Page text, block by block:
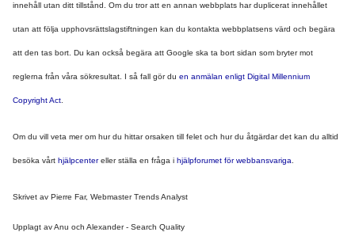
innehåll utan ditt tillstånd. Om du tror att en annan webbplats har duplicerat innehållet
utan att följa upphovsrättslagstiftningen kan du kontakta webbplatsens värd och begära
att den tas bort. Du kan också begära att Google ska ta bort sidan som bryter mot
reglerna från våra sökresultat. I så fall gör du en anmälan enligt Digital Millennium
Copyright Act
Om du vill veta mer om hur du hittar orsaken till felet och hur du åtgärdar det kan du alltid
besöka vårt hjälpcenter eller ställa en fråga i hjälpforumet för webbansvariga
Skrivet av Pierre Far, Webmaster Trends Analyst
Upplagt av Anu och Alexander - Search Quality